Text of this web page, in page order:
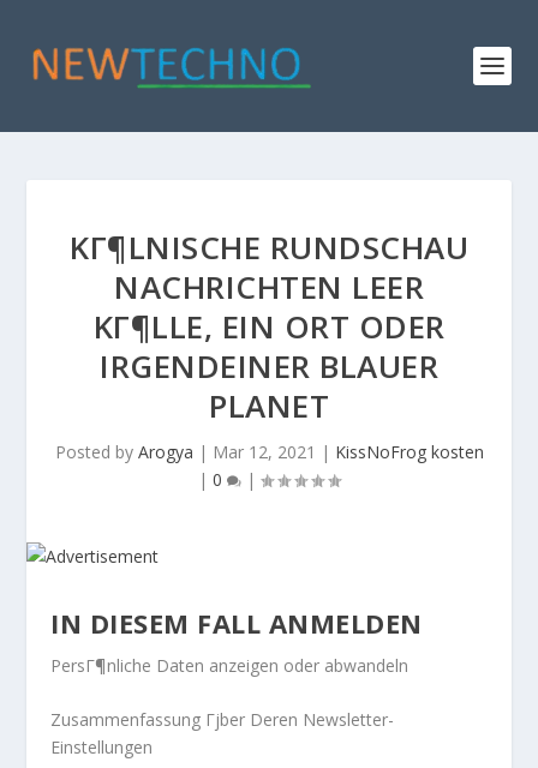
KГ¶LNISCHE RUNDSCHAU
NACHRICHTEN LEER
KГ¶LLE, EIN ORT ODER
IRGENDEINER BLAUER
PLANET
Posted by Arogya | Mar 12, 2021 | KissNoFrog kosten
| 0 |
IN DIESEM FALL ANMELDEN
PersГ¶nliche Daten anzeigen oder abwandeln
Zusammenfassung Гјber Deren Newsletter-
Einstellungen